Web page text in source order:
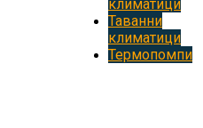
климатици
Таванни
климатици
Термопомпи